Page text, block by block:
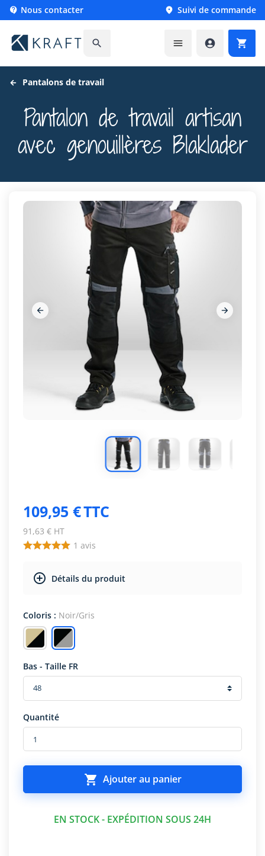
 Nous contacter  Suivi de commande
   
Pantalons de travail
Pantalon de travail artisan
avec genouillères Blaklader
 
 
 
 
 
109,95 €TTC
91,63 € HT
1 avis
Détails du produit
Coloris : Noir/Gris
Bas - Taille FR
Quantité
 Ajouter au panier
EN STOCK - EXPÉDITION SOUS 24H